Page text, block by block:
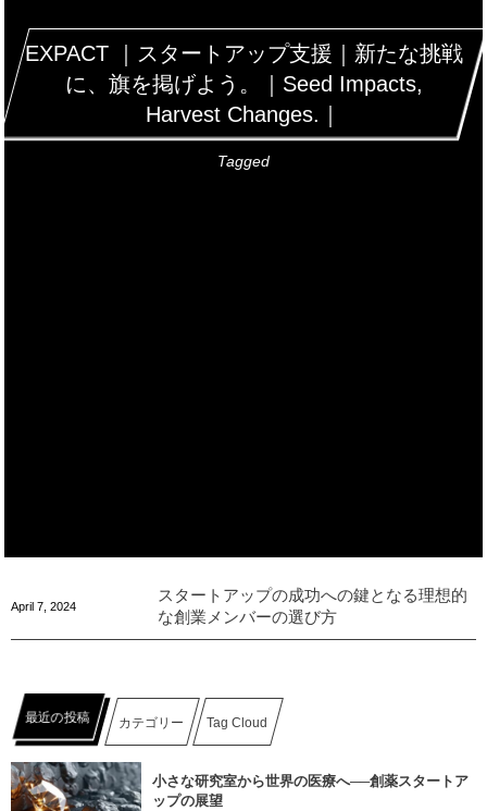
EXPACT ｜スタートアップ支援｜新たな挑戦
に、旗を掲げよう。｜Seed Impacts,
Harvest Changes.｜
Tagged
April 7 2024
スタートアップの成功への鍵となる理想的
な創業メンバーの選び方
最近の投稿 カテゴリー Tag Cloud
小さな研究室から世界の医療へ──創薬スタートア
ップの展望